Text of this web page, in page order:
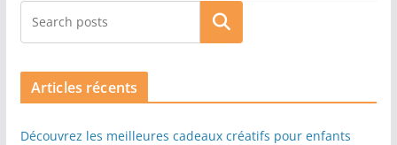
Rechercher
Articles récents
Découvrez les meilleures cadeaux créatifs pour enfants